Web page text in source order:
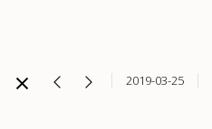
2019-03-25